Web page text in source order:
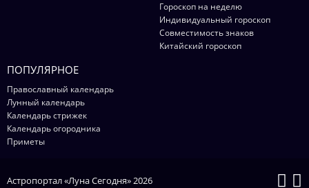
Гороскоп на неделю
Индивидуальный гороскоп
Совместимость знаков
Китайский гороскоп
ПОПУЛЯРНОЕ
Православный календарь
Лунный календарь
Календарь стрижек
Календарь огородника
Приметы
Астропортал «Луна Сегодня» 2026